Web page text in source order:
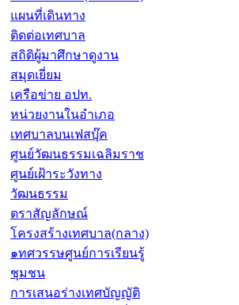
แผนที่เดินทาง
ติดต่อเทศบาล
สถิติผู้มาศึกษาดูงาน
สมุดเยี่ยม
เครือข่าย อปท.
หน่วยงานในอำเภอ
เทศบาลบนเฟสบุ๊ค
ศูนย์วัฒนธรรมเฉลิมราช
ศูนย์เฝ้าระวังทาง
วัฒนธรรม
ตราสัญลักษณ์
โครงสร้างเทศบาล(กลาง)
๑ทศวรรษศูนย์การเรียนรู้
ชุมชน
การเสนอร่างเทศบัญญัติ